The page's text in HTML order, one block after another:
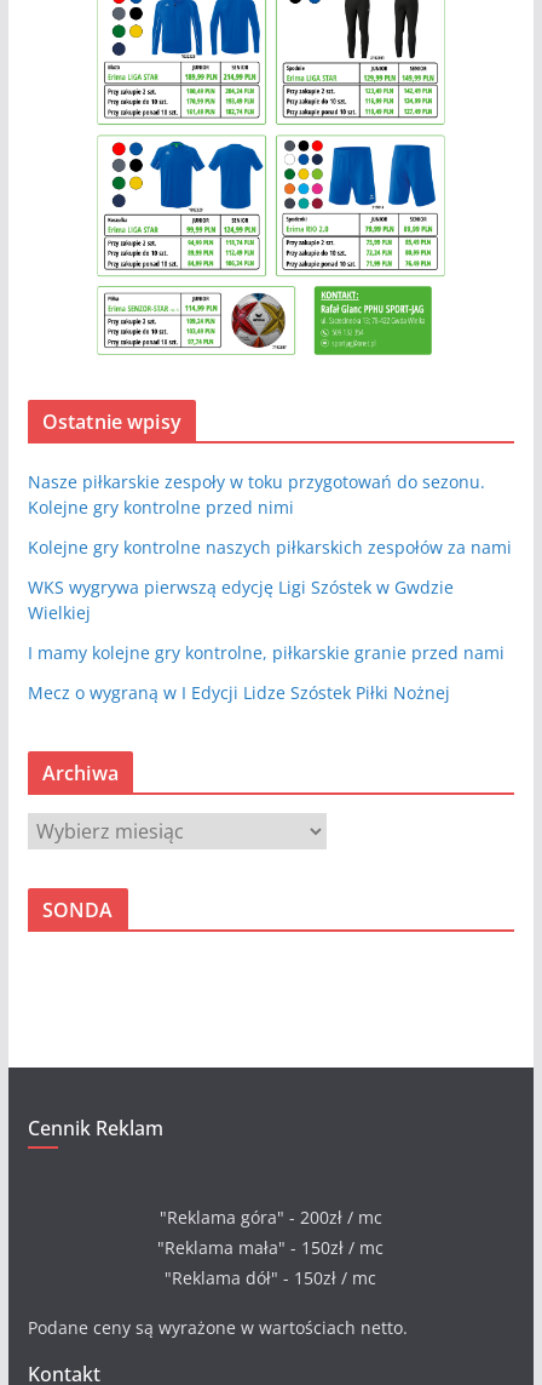
Ostatnie wpisy
Nasze piłkarskie zespoły w toku przygotowań do sezonu.
Kolejne gry kontrolne przed nimi
Kolejne gry kontrolne naszych piłkarskich zespołów za nami
WKS wygrywa pierwszą edycję Ligi Szóstek w Gwdzie
Wielkiej
I mamy kolejne gry kontrolne, piłkarskie granie przed nami
Mecz o wygraną w I Edycji Lidze Szóstek Piłki Nożnej
Archiwa
A
r
c
SONDA
Cennik Reklam
"Reklama góra" - 200zł / mc
"Reklama mała" - 150zł / mc
"Reklama dół" - 150zł / mc
Podane ceny są wyrażone w wartościach netto.
Kontakt